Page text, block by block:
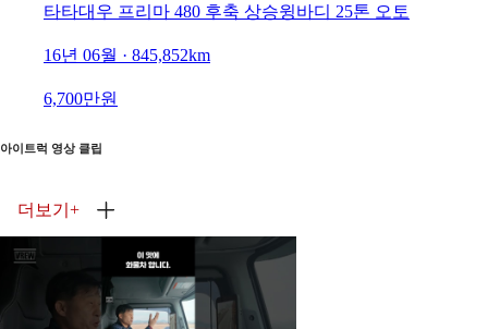
타타대우 프리마 480 후축 상승윙바디 25톤 오토
16년 06월 · 845,852km
6,700만원
아이트럭 영상 클립
더보기 +